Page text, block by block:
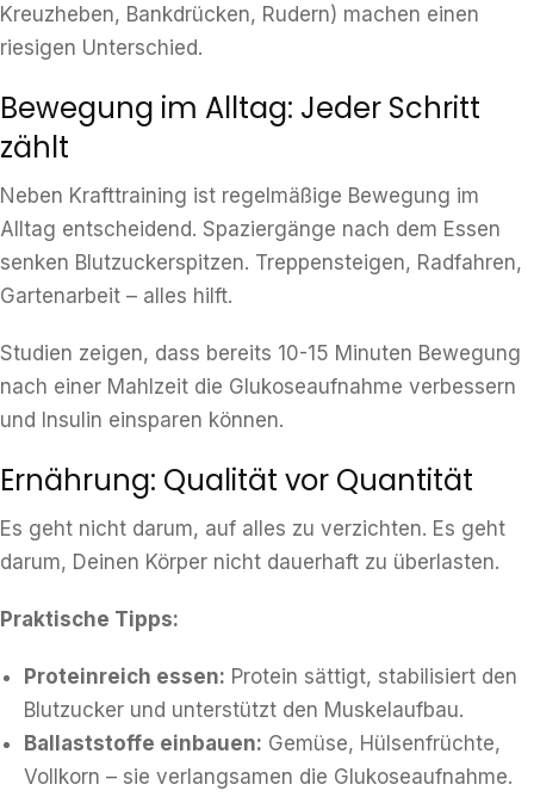
Kreuzheben, Bankdrücken, Rudern) machen einen
riesigen Unterschied.
Bewegung im Alltag: Jeder Schritt
zählt
Neben Krafttraining ist regelmäßige Bewegung im
Alltag entscheidend. Spaziergänge nach dem Essen
senken Blutzuckerspitzen. Treppensteigen, Radfahren,
Gartenarbeit – alles hilft.
Studien zeigen, dass bereits 10-15 Minuten Bewegung
nach einer Mahlzeit die Glukoseaufnahme verbessern
und Insulin einsparen können.
Ernährung: Qualität vor Quantität
Es geht nicht darum, auf alles zu verzichten. Es geht
darum, Deinen Körper nicht dauerhaft zu überlasten.
Praktische Tipps:
Proteinreich essen: Protein sättigt, stabilisiert den
Blutzucker und unterstützt den Muskelaufbau.
Ballaststoffe einbauen: Gemüse, Hülsenfrüchte,
Vollkorn – sie verlangsamen die Glukoseaufnahme.